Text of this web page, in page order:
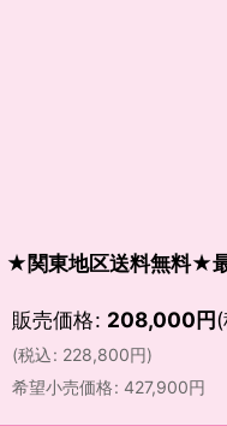
★関東地区送料無料★
販売価格: 208,000円
(税込: 228,800円)
希望小売価格: 427,900円